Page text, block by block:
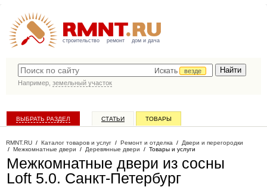
строительство ремонт дом и дача
Искать
везде
Например, земельный участок
ВЫБРАТЬ РАЗДЕЛ СТАТЬИ ТОВАРЫ
RMNT.RU / Каталог товаров и услуг / Ремонт и отделка / Двери и перегородки
/ Межкомнатные двери / Деревянные двери / Товары и услуги
Межкомнатные двери из сосны
Loft 5.0. Санкт-Петербург